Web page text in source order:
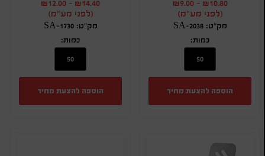
₪10.80
-
₪9.00
(לפני מע"מ)
מק"ט: SA-2038
כמות:
הוספה להצעת מחיר
₪14.40
-
₪12.00
(לפני מע"מ)
מק"ט: SA-1730
כמות:
הוספה להצעת מחיר